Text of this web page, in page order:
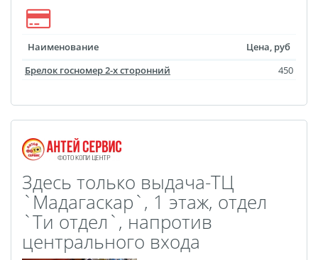
Оживающий магнит
Оживающий холст
Оживающая кружка
Оживающий брелок
Оживающая детская
Оживающая открытка
фотоколлаж
Оживающий
бессмертный полк
Оживающие грамоты
Наименование
Цена, руб
Брелок госномер 2-х сторонний
450
Здесь только выдача-ТЦ
`Мадагаскар`, 1 этаж, отдел
`Tи отдел`, напротив
центрального входа